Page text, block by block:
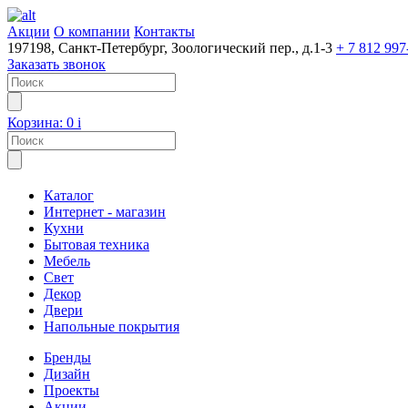
Акции О компании Контакты
197198, Санкт-Петербург, Зоологический пер., д.1-3 + 7 812
Заказать звонок
Корзина: 0 i
Каталог
Интернет - магазин
Кухни
Бытовая техника
Мебель
Свет
Декор
Двери
Напольные покрытия
Бренды
Дизайн
Проекты